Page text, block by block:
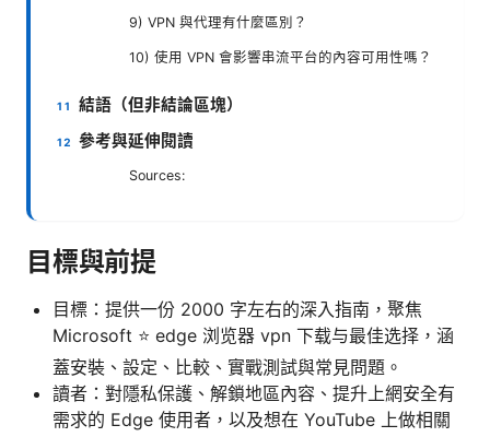
9) VPN 與代理有什麼區別？
10) 使用 VPN 會影響串流平台的內容可用性嗎？
結語（但非結論區塊）
參考與延伸閱讀
Sources:
目標與前提
目標：提供一份 2000 字左右的深入指南，聚焦
Microsoft ⭐ edge 浏览器 vpn 下载与最佳选择，涵
蓋安裝、設定、比較、實戰測試與常見問題。
讀者：對隱私保護、解鎖地區內容、提升上網安全有
需求的 Edge 使用者，以及想在 YouTube 上做相關